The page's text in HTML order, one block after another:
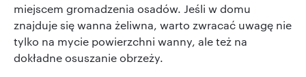
miejscem gromadzenia osadów. Jeśli w domu
znajduje się wanna żeliwna, warto zwracać uwagę nie
tylko na mycie powierzchni wanny, ale też na
dokładne osuszanie obrzeży.